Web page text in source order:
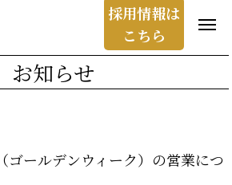
採用情報は
こちら
お知らせ
ゴールデンウィーク）の営業につ